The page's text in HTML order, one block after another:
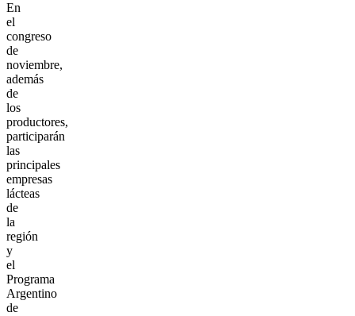
En
el
congreso
de
noviembre,
además
de
los
productores,
participarán
las
principales
empresas
lácteas
de
la
región
y
el
Programa
Argentino
de